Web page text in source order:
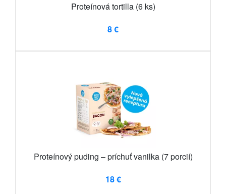
Proteínová tortilla (6 ks)
8 €
Proteínový puding – príchuť vanilka (7 porcií)
18 €